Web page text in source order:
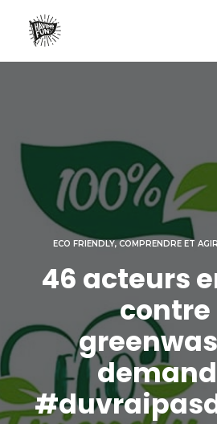
ECO FRIENDLY
VANLIFE
NO PLASTIC LETTER
RECHERCHE
ECO FRIENDLY,COMPRENDRE ET AGIR
46 acteurs
contre